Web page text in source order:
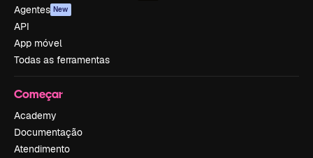
Agentes New
API
App móvel
Todas as ferramentas
Começar
Academy
Documentação
Atendimento